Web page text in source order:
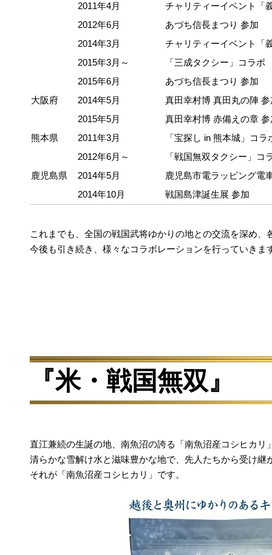
2011年4月
チャリティーイベント「
2012年6月
あづち信長まつり 参加
2014年3月
チャリティーイベント「
2015年3月～
「三成タクシー」コラボ
2015年6月
あづち信長まつり 参加
大阪府
2014年5月
真田幸村博 真田丸の陣 参
2015年5月
真田幸村博 赤備えの章 参
熊本県
2011年3月
「宝探し in 熊本城」コラ
2012年6月～
「戦国無双タクシー」コ
鹿児島県
2014年5月
鹿児島市電ラッピング電
2014年10月
戦国島津誕生展 参加
これまでも、全国の戦国武将ゆかりの地との交流を深め
今後も引き続き、様々なコラボレーションを行っていきま
『米・戦国無双』
直江兼続の生誕の地、南魚沼の誇る「南魚沼産コシヒカ
清らかな雪解け水と滋味豊かな地で、先人たちから受け
それが「南魚沼産コシヒカリ」です。